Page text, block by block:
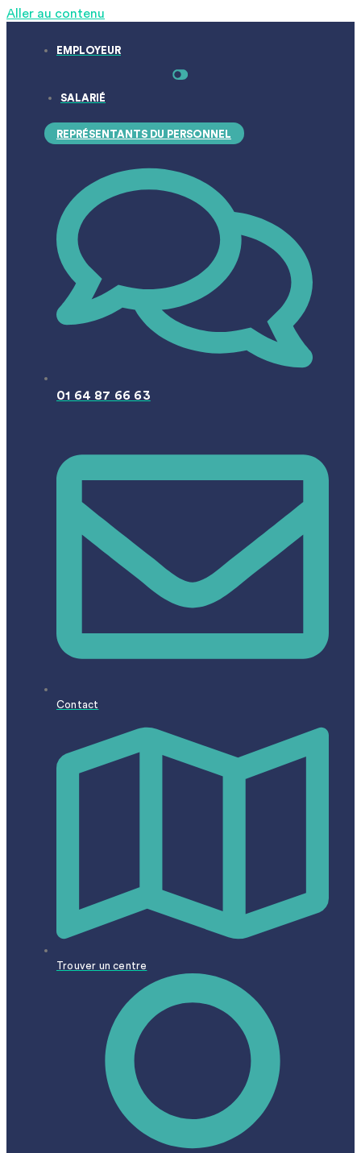
Aller au contenu
EMPLOYEUR
SALARIÉ
REPRÉSENTANTS DU PERSONNEL
01 64 87 66 63
Contact
Trouver un centre